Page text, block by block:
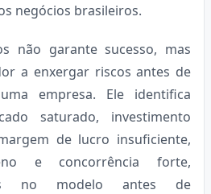
negócios brasileiros.
não garante sucesso, mas
a enxergar riscos antes de
empresa. Ele identifica
saturado, investimento
de lucro insuficiente,
e concorrência forte,
no modelo antes de